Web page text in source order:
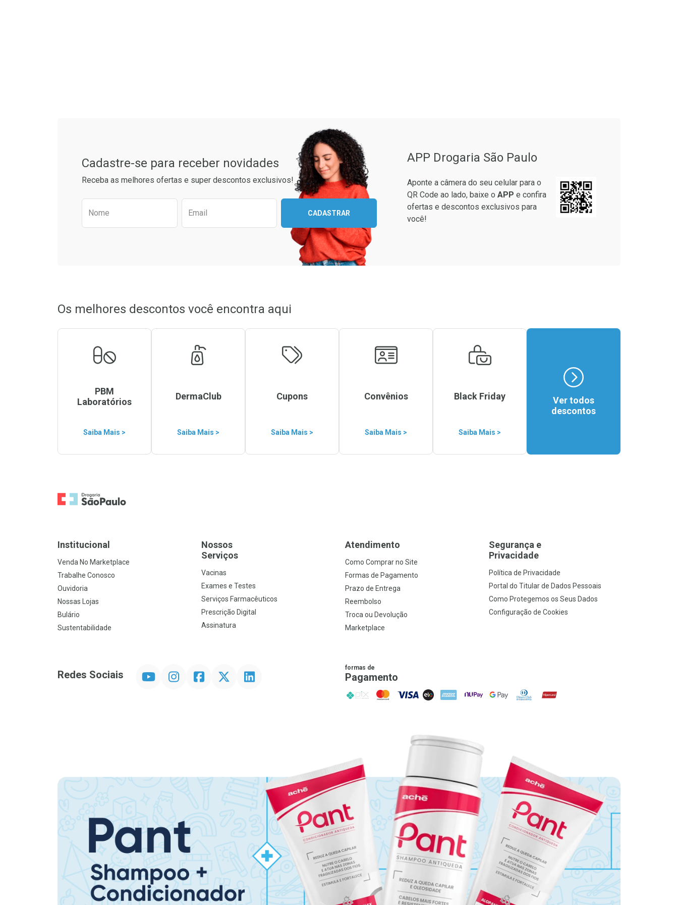
Cadastre-se para receber novidades
Receba as melhores ofertas e super descontos exclusivos!
Preencha o formulário abaixo para receber as melhores ofertas:
Nome Email CADASTRAR
APP Drogaria São Paulo
Aponte a câmera do seu celular para o
QR Code ao lado, baixe o APP e confira
ofertas e descontos exclusivos para
você!
Os melhores descontos você encontra aqui
PBM
Laboratórios
Saiba Mais >
DermaClub
Saiba Mais >
Cupons
Saiba Mais >
Convênios
Saiba Mais >
Black Friday
Saiba Mais >
Ver todos
descontos
Ir para a Home
Institucional
Venda No Marketplace
Trabalhe Conosco
Ouvidoria
Nossas Lojas
Bulário
Sustentabilidade
Nossos
Serviços
Vacinas
Exames e Testes
Serviços Farmacêuticos
Prescrição Digital
Assinatura
Atendimento
Como Comprar no Site
Formas de Pagamento
Prazo de Entrega
Reembolso
Troca ou Devolução
Marketplace
Segurança e
Privacidade
Política de Privacidade
Portal do Titular de Dados Pessoais
Como Protegemos os Seus Dados
Configuração de Cookies
Redes Sociais InstagramFacebookTwitter Linkedin formas de
Pagamento
PIX MasterCard
VISA ELO AMEX NuPay Google PayDiners ClubHipercard